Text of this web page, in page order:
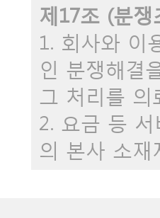
제17조 (분쟁
1. 회사와 이
인 분쟁해결
그 처리를
2. 요금 등
의 본사 소재